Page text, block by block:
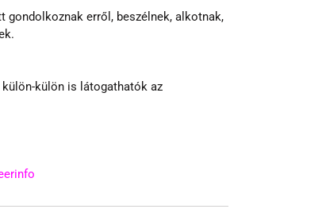
gondolkoznak erről, beszélnek, alkotnak,
külön is látogathatók az